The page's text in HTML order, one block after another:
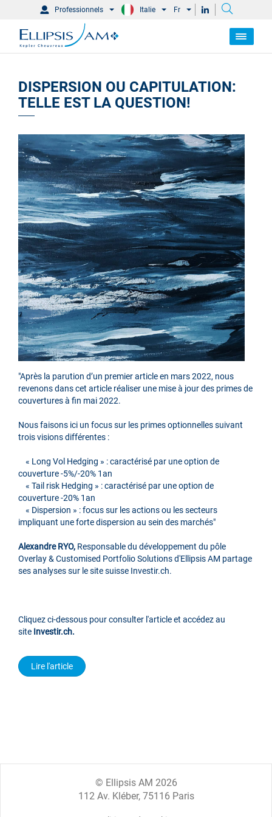
Professionnels Italie Fr
DISPERSION OU CAPITULATION:
TELLE EST LA QUESTION!
"Après la parution d’un premier article en mars 2022, nous
revenons dans cet article réaliser une mise à jour des primes de
couvertures à fin mai 2022.
Nous faisons ici un focus sur les primes optionnelles suivant
trois visions différentes :
« Long Vol Hedging » : caractérisé par une option de
couverture -5%/-20% 1an
« Tail risk Hedging » : caractérisé par une option de
couverture -20% 1an
« Dispersion » : focus sur les actions ou les secteurs
impliquant une forte dispersion au sein des marchés"
Alexandre RYO, Responsable du développement du pôle
Overlay & Customised Portfolio Solutions d'Ellipsis AM partage
ses analyses sur le site suisse Investir.ch.
Cliquez ci-dessous pour consulter l'article et accédez au
site Investir.ch.
Lire l'article
© Ellipsis AM 2026
112 Av. Kléber, 75116 Paris